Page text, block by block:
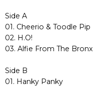
Side A
01. Cheerio & Toodle Pip
02. H.O!
03. Alfie From The Bronx
Side B
01. Hanky Panky